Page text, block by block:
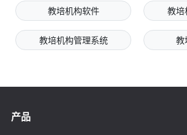
教培机构软件 教培
教培机构管理系统 教
产品